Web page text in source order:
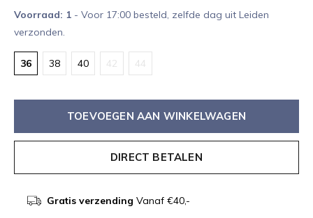
Voorraad: 1 - Voor 17:00 besteld, zelfde dag uit Leiden
verzonden.
36 38 40 42 44
TOEVOEGEN AAN WINKELWAGEN
DIRECT BETALEN
Gratis verzending Vanaf €40,-